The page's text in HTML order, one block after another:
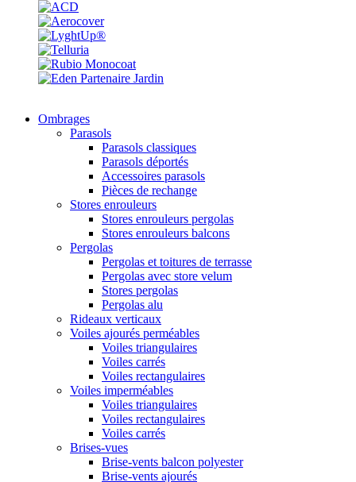
Ombrages
Parasols
Parasols classiques
Parasols déportés
Accessoires parasols
Pièces de rechange
Stores enrouleurs
Stores enrouleurs pergolas
Stores enrouleurs balcons
Pergolas
Pergolas et toitures de terrasse
Pergolas avec store velum
Stores pergolas
Pergolas alu
Rideaux verticaux
Voiles ajourés perméables
Voiles triangulaires
Voiles carrés
Voiles rectangulaires
Voiles imperméables
Voiles triangulaires
Voiles rectangulaires
Voiles carrés
Brises-vues
Brise-vents balcon polyester
Brise-vents ajourés